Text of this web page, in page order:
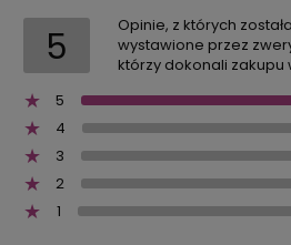
5
Opinie, z których
wystawione przez
którzy dokonali zakupu
5
4
3
2
1